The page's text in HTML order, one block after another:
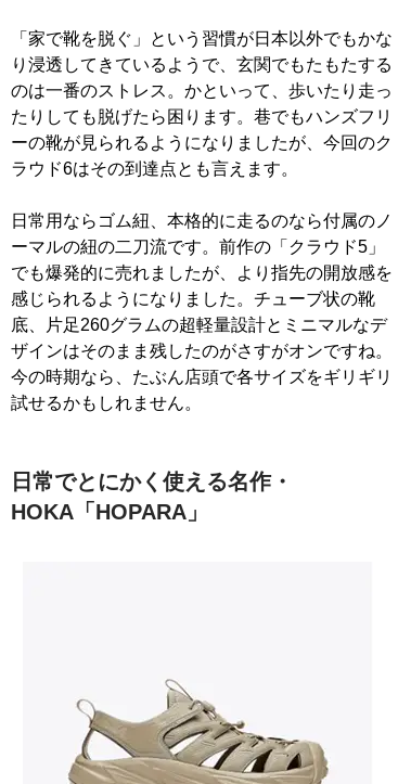
「家で靴を脱ぐ」という習慣が日本以外でもかな
り浸透してきているようで、玄関でもたもたする
のは一番のストレス。かといって、歩いたり走っ
たりしても脱げたら困ります。巷でもハンズフリ
ーの靴が見られるようになりましたが、今回のク
ラウド6はその到達点とも言えます。
日常用ならゴム紐、本格的に走るのなら付属のノ
ーマルの紐の二刀流です。前作の「クラウド5」
でも爆発的に売れましたが、より指先の開放感を
感じられるようになりました。チューブ状の靴
底、片足260グラムの超軽量設計とミニマルなデ
ザインはそのまま残したのがさすがオンですね。
今の時期なら、たぶん店頭で各サイズをギリギリ
試せるかもしれません。
日常でとにかく使える名作・
HOKA「HOPARA」